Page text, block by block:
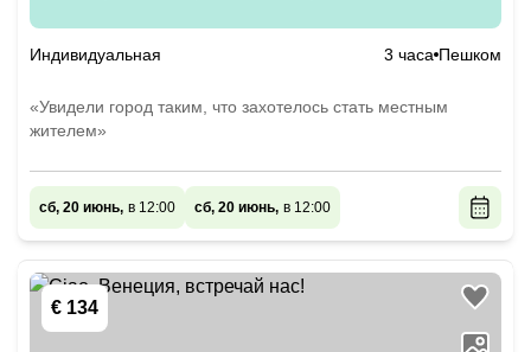
Индивидуальная 3 часа Пешком
«Увидели город таким, что захотелось стать местным
жителем»
сб, 20 июнь, в 12:00 сб, 20 июнь, в 12:00
€ 134